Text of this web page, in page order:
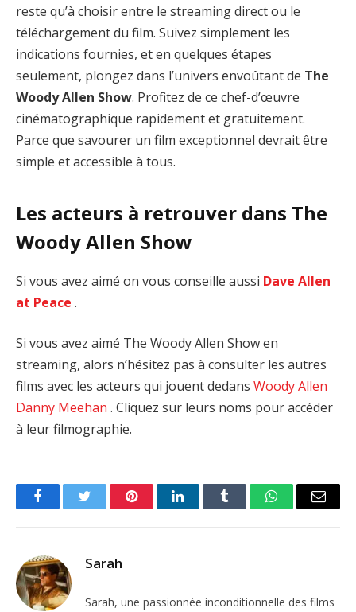
reste qu’à choisir entre le streaming direct ou le
téléchargement du film. Suivez simplement les
indications fournies, et en quelques étapes
seulement, plongez dans l’univers envoûtant de The
Woody Allen Show. Profitez de ce chef-d’œuvre
cinématographique rapidement et gratuitement.
Parce que savourer un film exceptionnel devrait être
simple et accessible à tous.
Les acteurs à retrouver dans The
Woody Allen Show
Si vous avez aimé on vous conseille aussi Dave Allen
at Peace .
Si vous avez aimé The Woody Allen Show en
streaming, alors n’hésitez pas à consulter les autres
films avec les acteurs qui jouent dedans Woody Allen
Danny Meehan . Cliquez sur leurs noms pour accéder
à leur filmographie.
FacebookTwitter PinterestLinkedInTumblr WhatsAppEmail
Sarah
Sarah, une passionnée inconditionnelle des films